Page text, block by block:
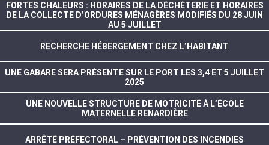
FORTES CHALEURS : HORAIRES DE LA DÉCHÈTERIE ET HORAIRES
DE LA COLLECTE D’ORDURES MÉNAGÈRES MODIFIÉS DU 28 JUIN
AU 5 JUILLET
RECHERCHE HÉBERGEMENT CHEZ L’HABITANT
UNE GABARE SERA PRÉSENTE SUR LE PORT LES 3,4 ET 5 JUILLET
2025
UNE NOUVELLE STRUCTURE DE MOTRICITÉ À L’ÉCOLE
MATERNELLE RENARDIÈRE
ARRÊTÉ PRÉFECTORAL – PRÉVENTION DES INCENDIES